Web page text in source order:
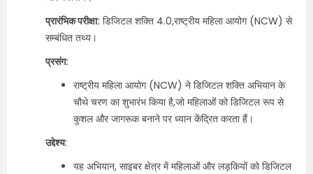
प्रारंभिक परीक्षा: डिजिटल शक्ति 4.0,राष्ट्रीय महिला आयोग (NCW) से
सम्बंधित तथ्य।
प्रसंग:
राष्ट्रीय महिला आयोग (NCW) ने डिजिटल शक्ति अभियान के
चौथे चरण का शुभारंभ किया है,जो महिलाओं को डिजिटल रूप से
कुशल और जागरूक बनाने पर ध्यान केंद्रित करता हैं।
उद्देश्य:
यह अभियान, साइबर क्षेत्र में महिलाओं और लड़कियों को डिजिटल